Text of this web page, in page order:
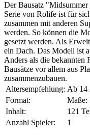
Der Bausatz
Serie von Rolife ist für
zusammen mit anderen
werden. So können die
gesetzt werden. Als
ein Dach. Das Modell ist
Anders als die bekannten
Bausätze vor allem aus
zusammenzubauen.
Altersempfehlung: Ab 14
Format:
Maße:
Inhalt:
121
Anzahl Spieler:
1